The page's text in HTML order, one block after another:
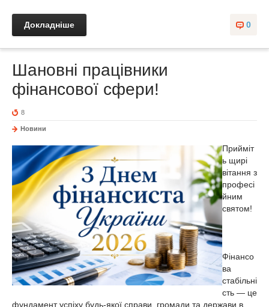
0
Докладніше
Шановні працівники
фінансової сфери!
8
Новини
Прийміт
ь щирі
вітання з
професі
йним
святом!
Фінансо
ва
стабільні
сть — це
фундамент успіху будь-якої справи, громади та держави в